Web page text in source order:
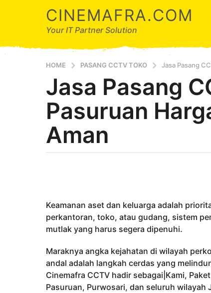
CINEMAFRA.COM
Your IT Partner Solution
HOME PASANG CCTV TOKO Jasa Pasang
t
a
h
u
n
t
h
n
a
g
o
Jasa Pasang
Pasuruan
Aman
d
a
Keamanan aset dan keluarga adalah
perkantoran, toko, atau gudang, sistem
mutlak yang harus segera dipenuhi.
Maraknya angka kejahatan di wilayah
andal adalah langkah cerdas yang
Cinemafra CCTV hadir sebagai|Kami,
Pasuruan, Purwosari, dan seluruh